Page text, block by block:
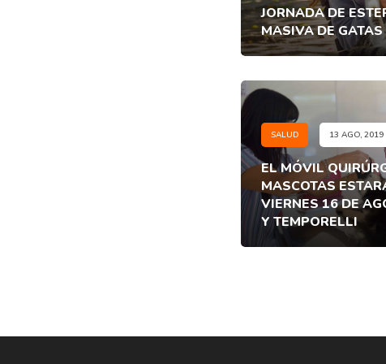
JORNADA DE
MASIVA DE GATAS
SALUD 13 AGO, 2019
EL MÓVIL
MASCOTAS
VIERNES 16 DE
Y TEMPORELLI